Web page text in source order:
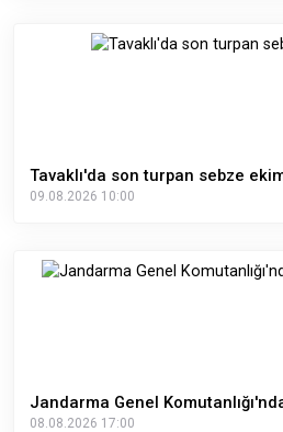
Tavaklı'da son turpan sebze
09.08.2026 10:00
Jandarma Genel
08.08.2026 17:00